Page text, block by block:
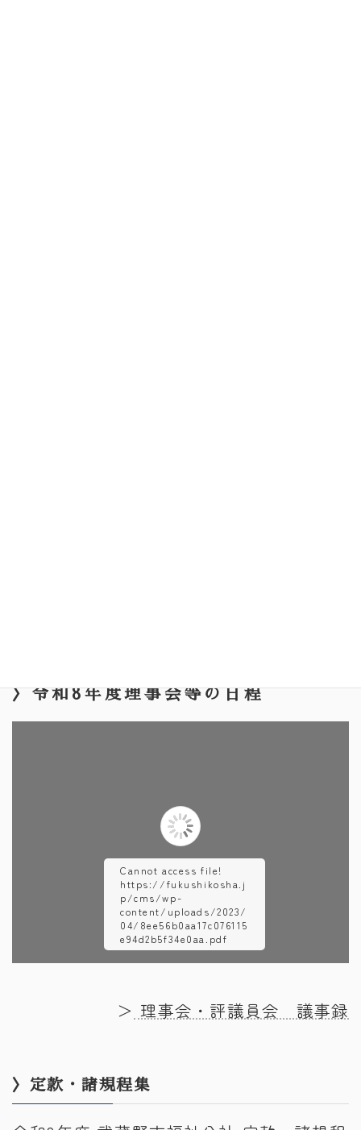
〉令和8年度理事会等の日程
flipbook is loading. For
more related info, FAQs
Cannot access file!
https://fukushikosha.j
p/cms/wp-
content/uploads/2023/
04/8ee56b0aa17c076115
e94d2b5f34e0aa.pdf
＞ 理事会・評議員会 議事録
〉定款・諸規程集